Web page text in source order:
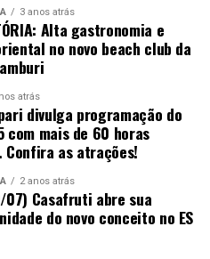
meia-entrada/meia
R$ 55 | Comerciante: R$
e/sesc-grandes-
a-cegueira-grupo-
e/sesc-grandes-
a-cegueira-grupo-
3 anos atrás
Alta gastronomia e
no novo beach club da
atrás
divulga programação do
com mais de 60 horas
Confira as atrações!
2 anos atrás
07) Casafruti abre sua
do novo conceito no ES